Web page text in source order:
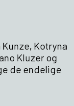
Kotryna
Kluzer og
de endelige